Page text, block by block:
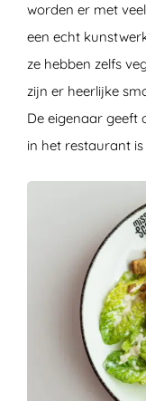
worden er met
een echt
ze hebben zelfs
zijn er heerlijke
De eigenaar geeft
in het restaurant is